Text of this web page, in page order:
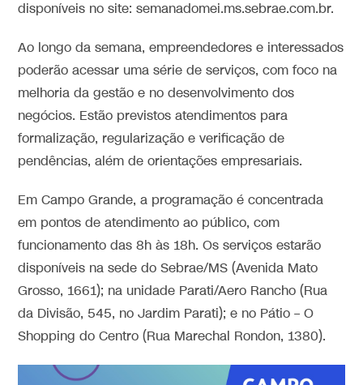
disponíveis no site: semanadomei.ms.sebrae.com.br.
Ao longo da semana, empreendedores e interessados
poderão acessar uma série de serviços, com foco na
melhoria da gestão e no desenvolvimento dos
negócios. Estão previstos atendimentos para
formalização, regularização e verificação de
pendências, além de orientações empresariais.
Em Campo Grande, a programação é concentrada
em pontos de atendimento ao público, com
funcionamento das 8h às 18h. Os serviços estarão
disponíveis na sede do Sebrae/MS (Avenida Mato
Grosso, 1661); na unidade Parati/Aero Rancho (Rua
da Divisão, 545, no Jardim Parati); e no Pátio – O
Shopping do Centro (Rua Marechal Rondon, 1380).